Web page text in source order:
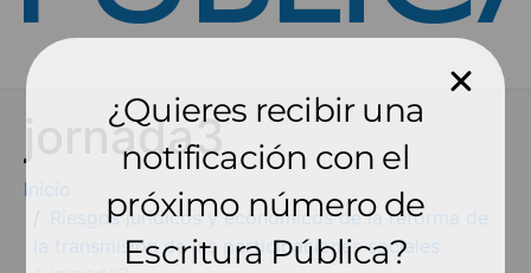
jornada3
Inicio
Riesgos jurídicos y económicos de la reforma de
la transmisión de las participaciones sociales
¿Quieres recibir una
notificación con el
próximo número de
Escritura Pública?